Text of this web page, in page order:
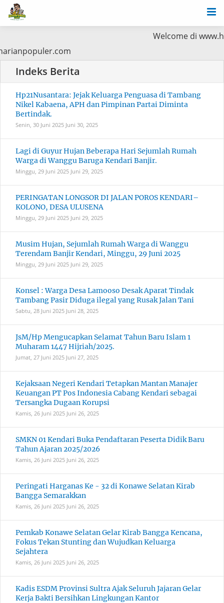
Welcome di
Hp21Nusantara: Jejak Keluarga Penguasa di Tambang
Nikel Kabaena, APH dan Pimpinan Partai Diminta
Bertindak.
Senin, 30 Juni 2025 Juni 30, 2025
Lagi di Guyur Hujan Beberapa Hari Sejumlah Rumah
Warga di Wanggu Baruga Kendari Banjir.
Minggu, 29 Juni 2025 Juni 29, 2025
PERINGATAN LONGSOR DI JALAN POROS KENDARI–
KOLONO, DESA ULUSENA
Minggu, 29 Juni 2025 Juni 29, 2025
Musim Hujan, Sejumlah Rumah Warga di Wanggu
Terendam Banjir Kendari, Minggu, 29 Juni 2025
Minggu, 29 Juni 2025 Juni 29, 2025
Konsel : Warga Desa Lamooso Desak Aparat Tindak
Tambang Pasir Diduga ilegal yang Rusak Jalan Tani
Sabtu, 28 Juni 2025 Juni 28, 2025
JsM/Hp Mengucapkan Selamat Tahun Baru Islam 1
Muharam 1447 Hijriah/2025.
Jumat, 27 Juni 2025 Juni 27, 2025
Kejaksaan Negeri Kendari Tetapkan Mantan Manajer
Keuangan PT Pos Indonesia Cabang Kendari sebagai
Tersangka Dugaan Korupsi
Kamis, 26 Juni 2025 Juni 26, 2025
SMKN 01 Kendari Buka Pendaftaran Peserta Didik Baru
Tahun Ajaran 2025/2026
Kamis, 26 Juni 2025 Juni 26, 2025
Peringati Harganas Ke - 32 di Konawe Selatan Kirab
Bangga Semarakkan
Kamis, 26 Juni 2025 Juni 26, 2025
Pemkab Konawe Selatan Gelar Kirab Bangga Kencana,
Fokus Tekan Stunting dan Wujudkan Keluarga
Sejahtera
Kamis, 26 Juni 2025 Juni 26, 2025
Kadis ESDM Provinsi Sultra Ajak Seluruh Jajaran Gelar
Kerja Bakti Bersihkan Lingkungan Kantor